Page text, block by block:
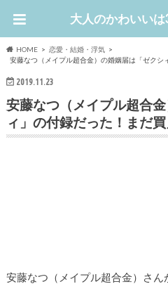
大人のかわいい
HOME
恋愛・結婚・浮気
安藤なつ（メイプル超合金）の婚姻届は「ゼクシ
2019.11.23
安藤なつ（メイプル超合
ィ」の付録だった！まだ買
安藤なつ（メイプル超合金）さん